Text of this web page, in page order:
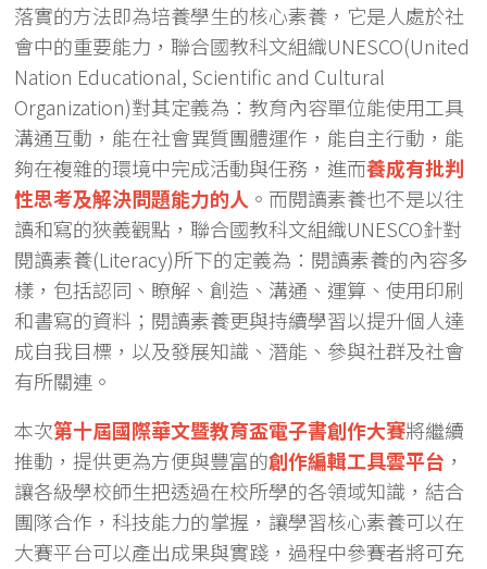
落實的方法即為培養學生的核心素養，它是人處於社
會中的重要能力，聯合國教科文組織UNESCO(United
Nation Educational, Scientific and Cultural
Organization)對其定義為：教育內容單位能使用工具
溝通互動，能在社會異質團體運作，能自主行動，能
夠在複雜的環境中完成活動與任務，進而養成有批判
性思考及解決問題能力的人 。而閱讀素養也不是以往
讀和寫的狹義觀點，聯合國教科文組織UNESCO針對
閱讀素養(Literacy)所下的定義為：閱讀素養的內容多
樣，包括認同、瞭解、創造、溝通、運算、使用印刷
和書寫的資料；閱讀素養更與持續學習以提升個人達
成自我目標，以及發展知識、潛能、參與社群及社會
有所關連。
本次第十屆國際華文暨教育盃電子書創作大賽將繼續
推動，提供更為方便與豐富的創作編輯工具雲平台 ，
讓各級學校師生把透過在校所學的各領域知識，結合
團隊合作，科技能力的掌握，讓學習核心素養可以在
大賽平台可以產出成果與實踐，過程中參賽者將可充